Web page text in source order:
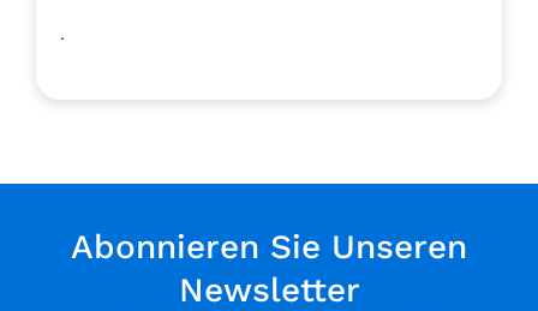
.
Abonnieren Sie Unseren
Newsletter